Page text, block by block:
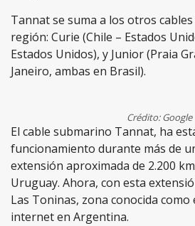
Tannat se suma a los otros
región: Curie (Chile – Estados
Estados Unidos), y Junior (Praia
Janeiro, ambas en Brasil).
Crédito: Google
El cable submarino Tannat, ha
funcionamiento durante más de
extensión aproximada de 2.200
Uruguay. Ahora, con esta
Las Toninas, zona conocida
internet en Argentina.